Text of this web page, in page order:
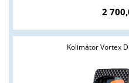
2
Kolimátor Vortex